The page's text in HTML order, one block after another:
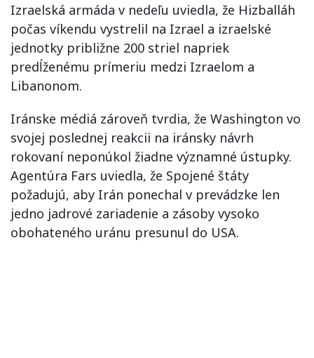
Izraelská armáda v nedeľu uviedla, že Hizballáh
počas víkendu vystrelil na Izrael a izraelské
jednotky približne 200 striel napriek
predĺženému prímeriu medzi Izraelom a
Libanonom.
Iránske médiá zároveň tvrdia, že Washington vo
svojej poslednej reakcii na iránsky návrh
rokovaní neponúkol žiadne významné ústupky.
Agentúra Fars uviedla, že Spojené štáty
požadujú, aby Irán ponechal v prevádzke len
jedno jadrové zariadenie a zásoby vysoko
obohateného uránu presunul do USA.